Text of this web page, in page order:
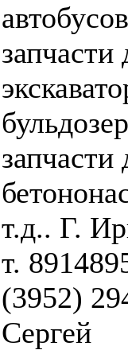
запчасти
запчасти
т.д.. Г.
т.
(3952)
Сергей